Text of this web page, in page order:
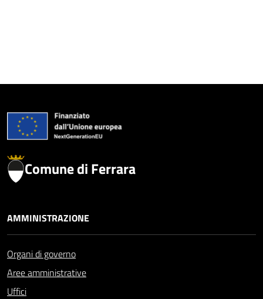
Comune di Ferrara
AMMINISTRAZIONE
Organi di governo
Aree amministrative
Uffici